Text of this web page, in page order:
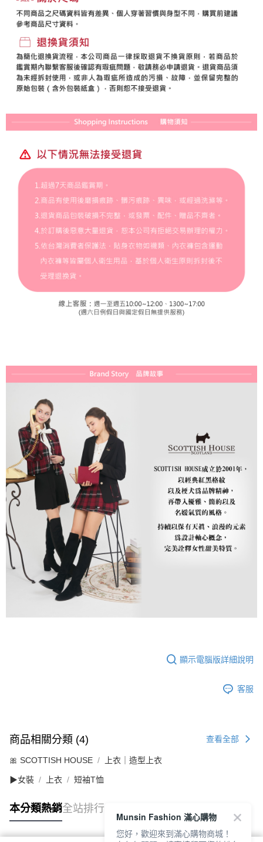
顯示電腦版詳細說明
客服
商品相關分類 (4) 查看全部
🎀 SCOTTISH HOUSE 上衣｜造型上衣
▶女裝 上衣 短袖T恤
本分類熱銷全站排行
Munsin Fashion 滿心購物
您好，歡迎來到滿心購物商城！